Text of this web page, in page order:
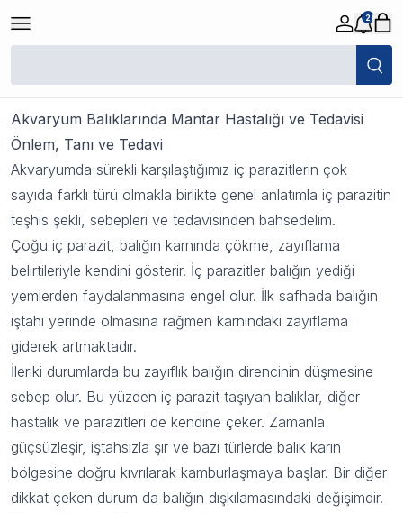
2
20 Eylül 2023 14:40
Akvaryum Balıklarında Mantar Hastalığı ve Tedavisi
Önlem, Tanı ve Tedavi
Akvaryumda sürekli karşılaştığımız iç parazitlerin çok
sayıda farklı türü olmakla birlikte genel anlatımla iç parazitin
teşhis şekli, sebepleri ve tedavisinden bahsedelim.
Çoğu iç parazit, balığın karnında çökme, zayıflama
belirtileriyle kendini gösterir. İç parazitler balığın yediği
yemlerden faydalanmasına engel olur. İlk safhada balığın
iştahı yerinde olmasına rağmen karnındaki zayıflama
giderek artmaktadır.
İleriki durumlarda bu zayıflık balığın direncinin düşmesine
sebep olur. Bu yüzden iç parazit taşıyan balıklar, diğer
hastalık ve parazitleri de kendine çeker. Zamanla
güçsüzleşir, iştahsızla şır ve bazı türlerde balık karın
bölgesine doğru kıvrılarak kamburlaşmaya başlar. Bir diğer
dikkat çeken durum da balığın dışkılamasındaki değişimdir.